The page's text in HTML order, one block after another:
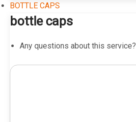
BOTTLE CAPS
bottle caps
Any questions about this service?